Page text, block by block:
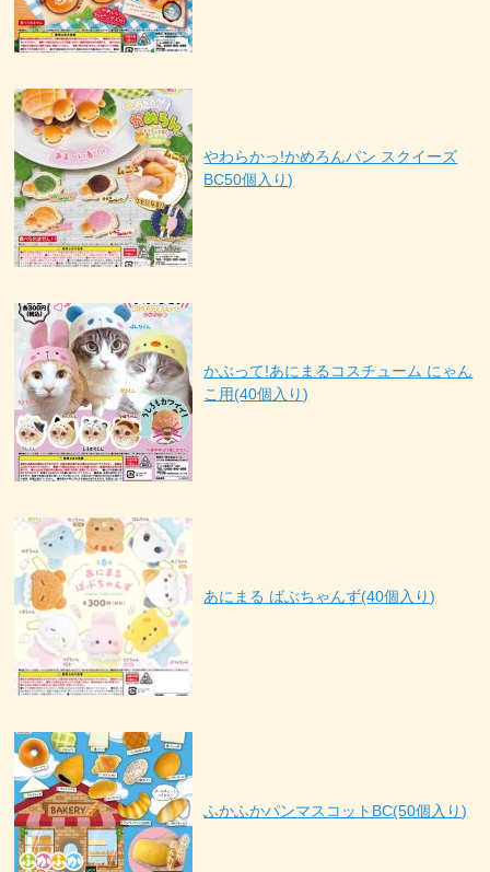
やわらかっ!かめろんパン スクイーズ
BC50個入り)
かぶって!あにまるコスチューム にゃん
こ用(40個入り)
あにまる ばぶちゃんず(40個入り)
ふかふかパンマスコットBC(50個入り)